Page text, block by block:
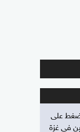
تضغط على
في غزة